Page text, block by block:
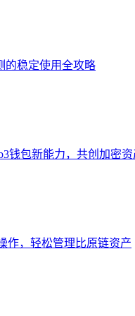
的稳定使用全攻略
钱包新能力，共创加密
作，轻松管理比原链资产